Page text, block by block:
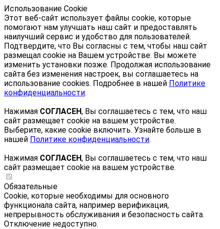
Использование Cookie
Этот веб-сайт использует файлы cookie, которые
помогают нам улучшать наш сайт и предоставлять
наилучший сервис и удобство для пользователей.
Подтвердите, что Вы согласны с тем, чтобы наш сайт
размещал cookie на Вашем устройстве. Вы можете
изменить установки позже. Продолжая использование
сайта без изменения настроек, вы соглашаетесь на
использование cookies. Подробнее в нашей Политике
конфиденциальности.
Нажимая СОГЛАСЕН, Вы соглашаетесь с тем, что наш
сайт размещает cookie на вашем устройстве.
Выберите, какие cookie включить. Узнайте больше в
нашей Политике конфиденциальности.
Нажимая СОГЛАСЕН, Вы соглашаетесь с тем, что наш
сайт размещает cookie на вашем устройстве.
Обязательные
Cookie, которые необходимы для основного
функционала сайта, например верификация,
непрерывность обслуживания и безопасность сайта.
Отключение недоступно.